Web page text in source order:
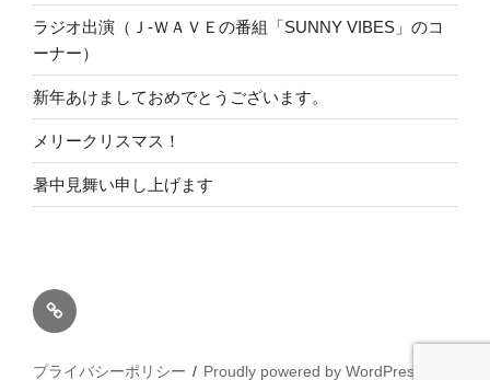
ラジオ出演（Ｊ-ＷＡＶＥの番組「SUNNY VIBES」のコ
ーナー）
新年あけましておめでとうございます。
メリークリスマス！
暑中見舞い申し上げます
ホ
ー
プライバシーポリシー Proudly powered by WordPress